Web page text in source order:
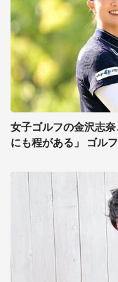
女子ゴルフの金沢志
にも程がある」 ゴル